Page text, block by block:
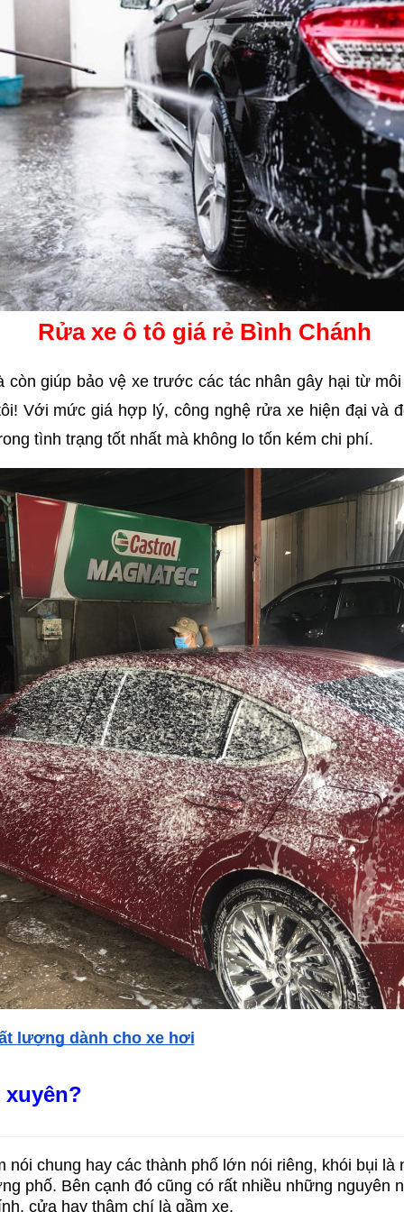
Rửa xe ô tô giá rẻ Bình Chánh
giúp bảo vệ xe trước các tác nhân gây hại từ
Với mức giá hợp lý, công nghệ rửa xe hiện đại và
tình trạng tốt nhất mà không lo tốn kém chi phí.
lượng dành cho xe hơi
chung hay các thành phố lớn nói riêng, khói bụi là
phố. Bên cạnh đó cũng có rất nhiều những nguyên
cửa hay thậm chí là gầm xe.